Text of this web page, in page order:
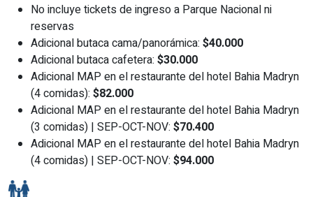
No incluye tickets de ingreso a Parque Nacional ni
reservas
Adicional butaca cama/panorámica: $40.000
Adicional butaca cafetera: $30.000
Adicional MAP en el restaurante del hotel Bahia Madryn
(4 comidas): $82.000
Adicional MAP en el restaurante del hotel Bahia Madryn
(3 comidas) | SEP-OCT-NOV: $70.400
Adicional MAP en el restaurante del hotel Bahia Madryn
(4 comidas) | SEP-OCT-NOV: $94.000